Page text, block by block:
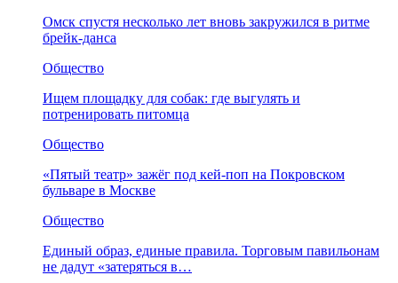
Омск спустя несколько лет вновь закружился в ритме
брейк-данса
Общество
Ищем площадку для собак: где выгулять и
потренировать питомца
Общество
«Пятый театр» зажёг под кей-поп на Покровском
бульваре в Москве
Общество
Единый образ, единые правила. Торговым павильонам
не дадут «затеряться в…